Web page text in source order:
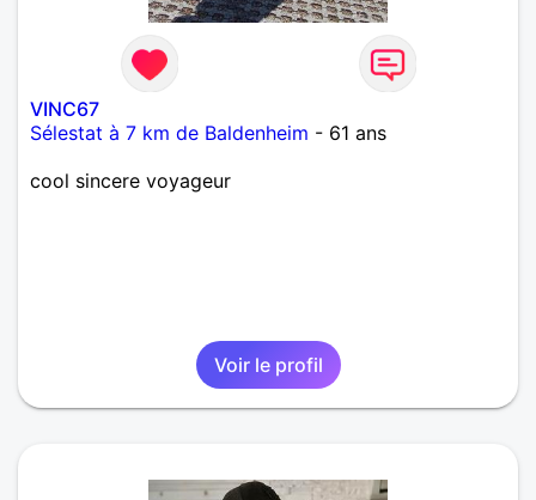
VINC67
Sélestat à 7 km de Baldenheim - 61 ans
cool sincere voyageur
Voir le profil